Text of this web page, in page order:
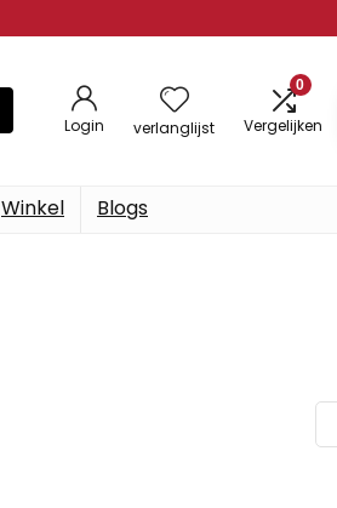
Login verlanglijst
0
Vergelijken
Winkel Blogs